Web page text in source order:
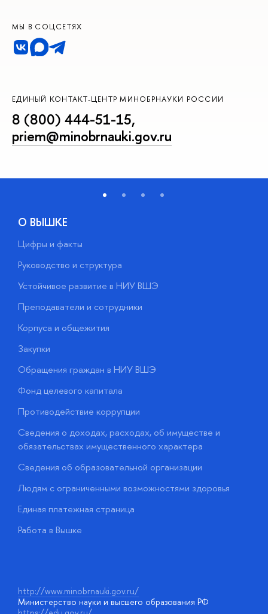
МЫ В СОЦСЕТЯХ
ЕДИНЫЙ КОНТАКТ-ЦЕНТР МИНОБРНАУКИ РОССИИ
8 (800) 444-51-15,
priem@minobrnauki.gov.ru
О ВЫШКЕ
Цифры и факты
Руководство и структура
Устойчивое развитие в НИУ ВШЭ
Преподаватели и сотрудники
Корпуса и общежития
Закупки
Обращения граждан в НИУ ВШЭ
Фонд целевого капитала
Противодействие коррупции
Сведения о доходах, расходах, об имуществе и
обязательствах имущественного характера
Сведения об образовательной организации
Людям с ограниченными возможностями здоровья
Единая платежная страница
Работа в Вышке
http://www.minobrnauki.gov.ru/
Министерство науки и высшего образования РФ